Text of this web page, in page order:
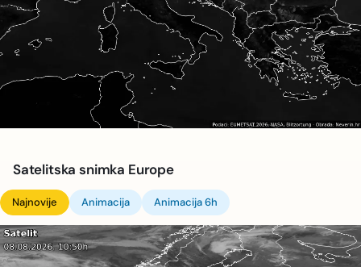
Satelitska snimka Europe
Najnovije Animacija Animacija 6h